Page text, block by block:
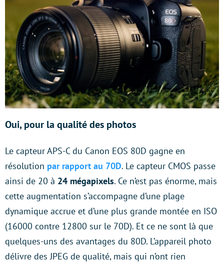
Oui, pour la qualité des photos
Le capteur APS-C du Canon EOS 80D gagne en
résolution par rapport au 70D. Le capteur CMOS passe
ainsi de 20 à 24 mégapixels. Ce n’est pas énorme, mais
cette augmentation s’accompagne d’une plage
dynamique accrue et d’une plus grande montée en ISO
(16000 contre 12800 sur le 70D). Et ce ne sont là que
quelques-uns des avantages du 80D. L’appareil photo
délivre des JPEG de qualité, mais qui n’ont rien